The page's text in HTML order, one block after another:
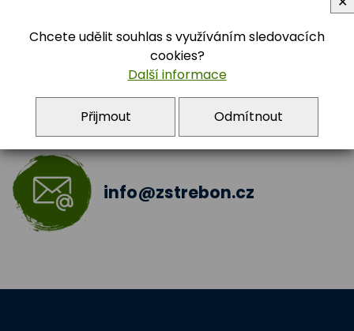
Archiv 2022 - 2023
Archiv 2023 - 2024
Archiv 2024 - 2025
5.A
info@zstrebon.cz
Chcete udělit souhlas s využíváním sledovacích
cookies?
Další informace
Přijmout Odmítnout